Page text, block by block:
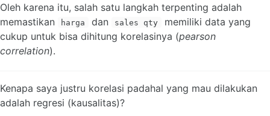
Oleh karena itu, salah satu langkah terpenting adalah
memastikan
harga dan sales qty
memiliki data yang
cukup untuk bisa dihitung korelasinya (pearson
correlation).
Kenapa saya justru korelasi padahal yang mau dilakukan
adalah regresi (kausalitas)?